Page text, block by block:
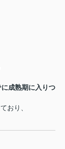
成熟期に入りつ
おり、